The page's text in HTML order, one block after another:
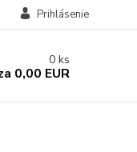
Prihlásenie
0 ks
0,00 EUR